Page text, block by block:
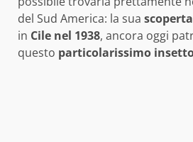
del Sud America: la sua scoperta
in Cile nel 1938, ancora oggi
questo particolarissimo